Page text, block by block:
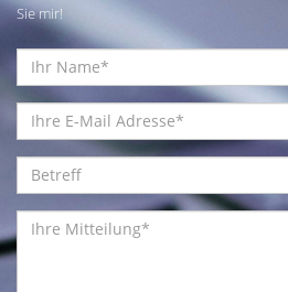
Sie mir!